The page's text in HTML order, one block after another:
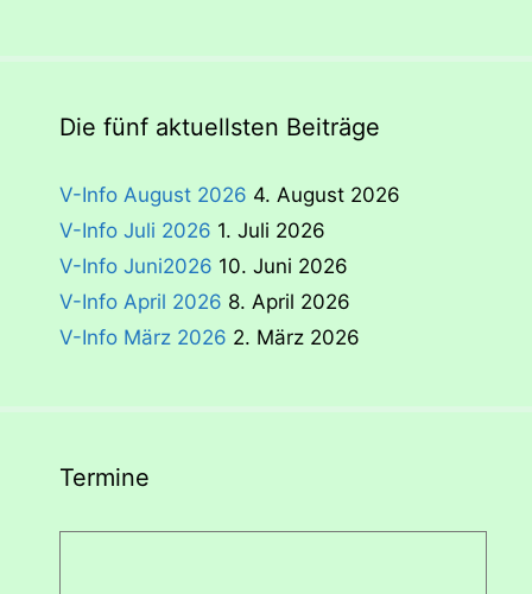
Die fünf aktuellsten Beiträge
V-Info August 2026 4. August 2026
V-Info Juli 2026 1. Juli 2026
V-Info Juni2026 10. Juni 2026
V-Info April 2026 8. April 2026
V-Info März 2026 2. März 2026
Termine